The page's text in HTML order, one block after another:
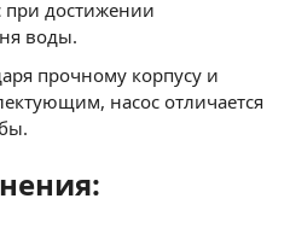
при достижении
воды.
прочному корпусу и
насос отличается